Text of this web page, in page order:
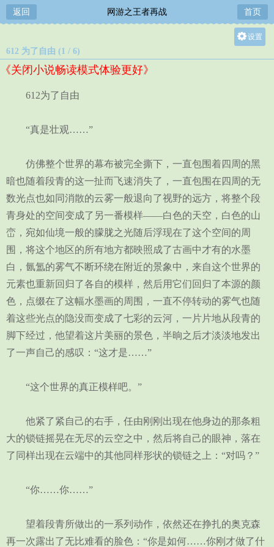
返回 网游之王者再战 首页
设置
612 为了自由 (1 / 6)
《关闭小说畅读模式体验更好》
612为了自由
“真是壮观……”
仿佛整个世界的幕布被完全撕下，一直包围着四周的黑
暗也随着段青的这一扯而飞速消失了，一直包围在四周的无
数光点也如同消散的云雾一般退向了视野的远方，将整个段
青身处的空间变成了另一番模样——白色的天空，白色的山
峦，宛如仙境一般的朦胧之光随后浮现在了这个空间的周
围，将这个地区的所有地方都映照成了古画中才有的水墨
白，氤氲的雾气不断环绕在附近的景象中，来自这个世界的
元素也重新回归了各自的模样，然后用它们回归了本源的颜
色，点缀在了这幅水墨画的周围，一直不停转动的雾气也随
着这些光点的隐没而变成了七彩的云河，一片片地从段青的
脚下经过，他望着这片美丽的景色，半晌之后才淡淡地发出
了一声自己的感叹：“这才是……”
“这个世界的真正模样吧。”
他紧了紧自己的右手，任由刚刚出现在他身边的那条粗
大的锁链摇晃在无尽的云空之中，然后将自己的眼神，落在
了同样出现在云端中的其他同样形状的锁链之上：“对吗？”
“你……你……”
望着段青所做出的一系列动作，依然还在挣扎的奥克森
再一次露出了无比难看的脸色：“你是如何……你刚才做了什